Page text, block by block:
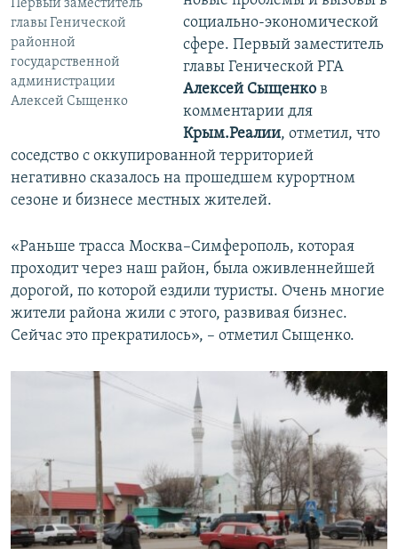
Первый заместитель
главы Генической
районной
государственной
администрации
Алексей Сыщенко
социально-экономической
сфере. Первый заместитель
главы Генической РГА
Алексей Сыщенков
комментарии для
Крым.Реалии, отметил, что
соседство с оккупированной территорией
негативно сказалось на прошедшем курортном
сезоне и бизнесе местных жителей.
«Раньше трасса Москва–Симферополь, которая
проходит через наш район, была оживленнейшей
дорогой, по которой ездили туристы. Очень многие
жители района жили с этого, развивая бизнес.
Сейчас это прекратилось», – отметил Сыщенко.